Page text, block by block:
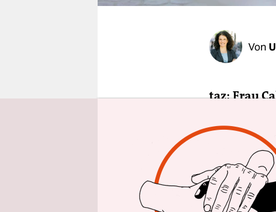
Von
taz: Frau
Selmin
machen.
Amnesty